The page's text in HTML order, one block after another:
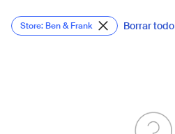
Store: Ben & Frank Borrar todo